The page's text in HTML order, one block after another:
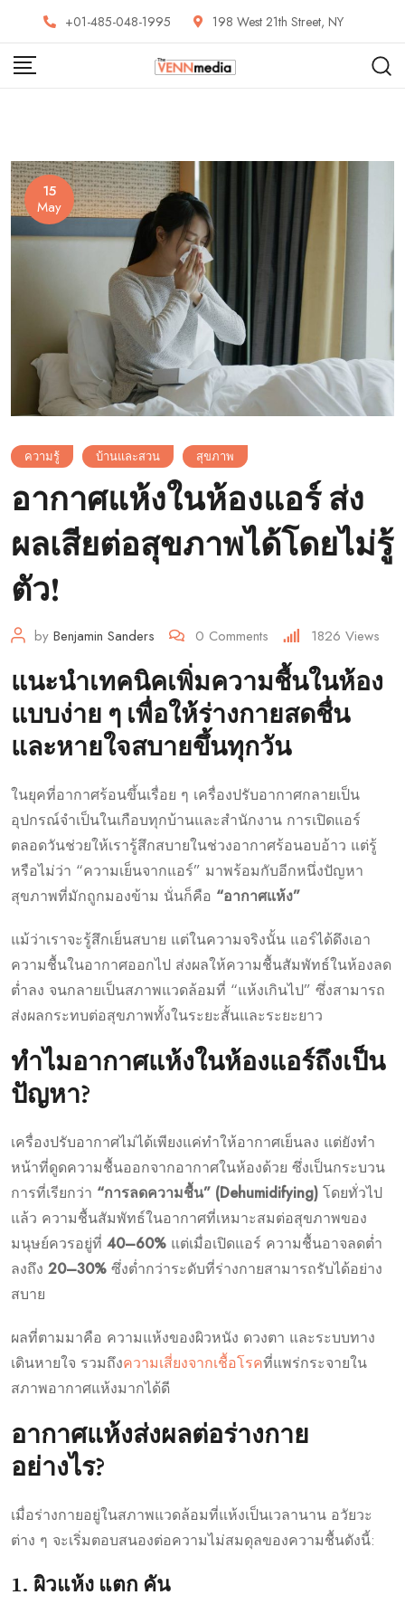
content
+01-485-048-1995 198 West 21th Street, NY
15
May
ความรู้ บ้านและสวน สุขภาพ
อากาศแห้งในห้องแอร์ ส่ง
ผลเสียต่อสุขภาพได้โดยไม่รู้
ตัว!
by Benjamin Sanders 0 Comments 1826 Views
แนะนำเทคนิคเพิ่มความชื้นในห้อง
แบบง่าย ๆ เพื่อให้ร่างกายสดชื่น
และหายใจสบายขึ้นทุกวัน
ในยุคที่อากาศร้อนขึ้นเรื่อย ๆ เครื่องปรับอากาศกลายเป็น
อุปกรณ์จำเป็นในเกือบทุกบ้านและสำนักงาน การเปิดแอร์
ตลอดวันช่วยให้เรารู้สึกสบายในช่วงอากาศร้อนอบอ้าว แต่รู้
หรือไม่ว่า “ความเย็นจากแอร์” มาพร้อมกับอีกหนึ่งปัญหา
สุขภาพที่มักถูกมองข้าม นั่นก็คือ “อากาศแห้ง”
แม้ว่าเราจะรู้สึกเย็นสบาย แต่ในความจริงนั้น แอร์ได้ดึงเอา
ความชื้นในอากาศออกไป ส่งผลให้ความชื้นสัมพัทธ์ในห้องลด
ต่ำลง จนกลายเป็นสภาพแวดล้อมที่ “แห้งเกินไป” ซึ่งสามารถ
ส่งผลกระทบต่อสุขภาพทั้งในระยะสั้นและระยะยาว
ทำไมอากาศแห้งในห้องแอร์ถึงเป็น
ปัญหา?
เครื่องปรับอากาศไม่ได้เพียงแค่ทำให้อากาศเย็นลง แต่ยังทำ
หน้าที่ดูดความชื้นออกจากอากาศในห้องด้วย ซึ่งเป็นกระบวน
การที่เรียกว่า “การลดความชื้น” (Dehumidifying) โดยทั่วไป
แล้ว ความชื้นสัมพัทธ์ในอากาศที่เหมาะสมต่อสุขภาพของ
มนุษย์ควรอยู่ที่ 40–60% แต่เมื่อเปิดแอร์ ความชื้นอาจลดต่ำ
ลงถึง 20–30% ซึ่งต่ำกว่าระดับที่ร่างกายสามารถรับได้อย่าง
สบาย
ผลที่ตามมาคือ ความแห้งของผิวหนัง ดวงตา และระบบทาง
เดินหายใจ รวมถึงความเสี่ยงจากเชื้อโรคที่แพร่กระจายใน
สภาพอากาศแห้งมากได้ดี
อากาศแห้งส่งผลต่อร่างกาย
อย่างไร?
เมื่อร่างกายอยู่ในสภาพแวดล้อมที่แห้งเป็นเวลานาน อวัยวะ
ต่าง ๆ จะเริ่มตอบสนองต่อความไม่สมดุลของความชื้นดังนี้:
1. ผิวแห้ง แตก คัน